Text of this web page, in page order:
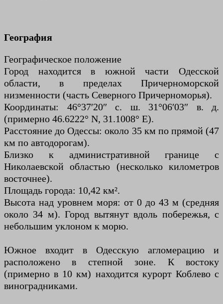
География
Географическое положение
Город находится в южной части Одесской
области, в пределах Причерноморской
низменности (часть Северного Причерноморья).
Координаты: 46°37′20″ с. ш. 31°06′03″ в. д.
(примерно 46.6222° N, 31.1008° E).
Расстояние до Одессы: около 35 км по прямой (47
км по автодорогам).
Близко к административной границе с
Николаевской областью (несколько километров
восточнее).
Площадь города: 10,42 км².
Высота над уровнем моря: от 0 до 43 м (средняя
около 34 м). Город вытянут вдоль побережья, с
небольшим уклоном к морю.
Южное входит в Одесскую агломерацию и
расположено в степной зоне. К востоку
(примерно в 10 км) находится курорт Коблево с
виноградниками.